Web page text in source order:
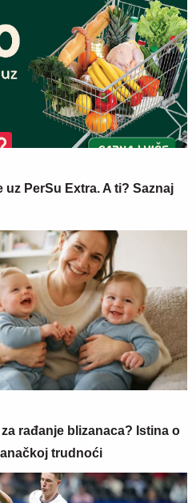
PerSu Extra. A ti? Saznaj
rađanje blizanaca? Istina o
trudnoći